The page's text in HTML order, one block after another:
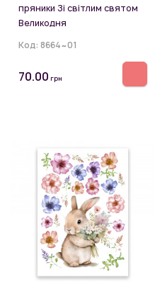
пряники Зі світлим святом
Великодня
Код: 8664~01
70.00 грн